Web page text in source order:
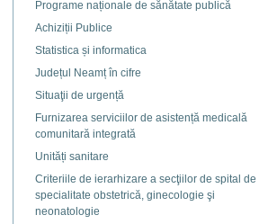
Programe naționale de sănătate publică
Achiziții Publice
Statistica și informatica
Județul Neamț în cifre
Situaţii de urgență
Furnizarea serviciilor de asistență medicală
comunitară integrată
Unități sanitare
Criteriile de ierarhizare a secţiilor de spital de
specialitate obstetrică, ginecologie şi
neonatologie